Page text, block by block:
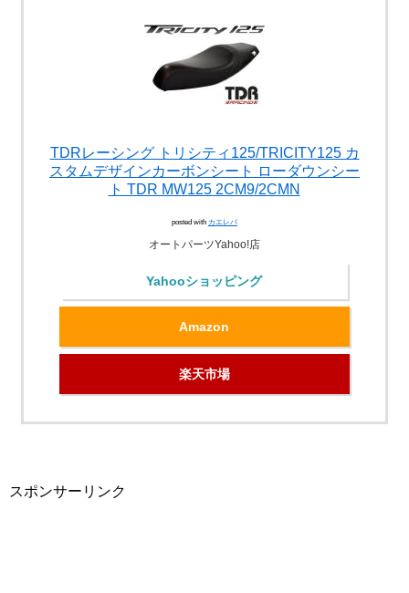
TDRレーシング トリシティ125/TRICITY125 カ
スタムデザインカーボンシート ローダウンシー
ト TDR MW125 2CM9/2CMN
posted with カエレバ
オートパーツYahoo!店
Yahooショッピング
Amazon
楽天市場
スポンサーリンク